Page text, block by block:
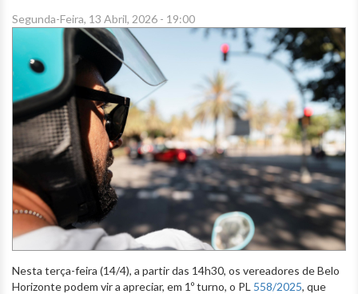
Segunda-Feira, 13 Abril, 2026 - 19:00
Nesta terça-feira (14/4), a partir das 14h30, os vereadores de Belo
Horizonte podem vir a apreciar, em 1º turno, o PL 558/2025, que